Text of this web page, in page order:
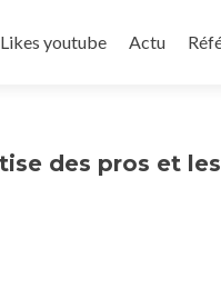
youtube Actu
des pros et les